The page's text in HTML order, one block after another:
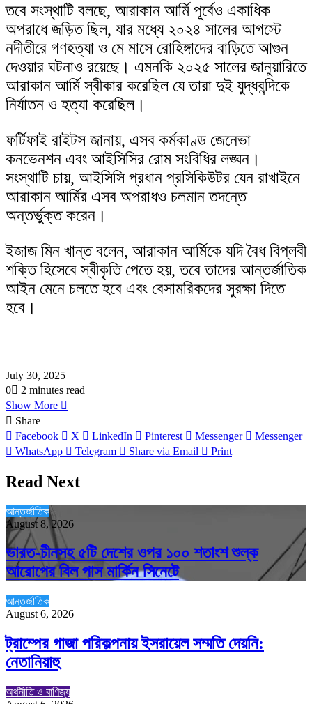
তবে সংস্থাটি বলছে, আরাকান আর্মি পূর্বেও একাধিক
অপরাধে জড়িত ছিল, যার মধ্যে ২০২৪ সালের আগস্টে
নদীতীরে গণহত্যা ও মে মাসে রোহিঙ্গাদের বাড়িতে আগুন
দেওয়ার ঘটনাও রয়েছে। এমনকি ২০২৫ সালের জানুয়ারিতে
আরাকান আর্মি স্বীকার করেছিল যে তারা দুই যুদ্ধবন্দিকে
নির্যাতন ও হত্যা করেছিল।
ফর্টিফাই রাইটস জানায়, এসব কর্মকাণ্ড জেনেভা
কনভেনশন এবং আইসিসির রোম সংবিধির লঙ্ঘন।
সংস্থাটি চায়, আইসিসি প্রধান প্রসিকিউটর যেন রাখাইনে
আরাকান আর্মির এসব অপরাধও চলমান তদন্তে
অন্তর্ভুক্ত করেন।
ইজাজ মিন খান্ত বলেন, আরাকান আর্মিকে যদি বৈধ বিপ্লবী
শক্তি হিসেবে স্বীকৃতি পেতে হয়, তবে তাদের আন্তর্জাতিক
আইন মেনে চলতে হবে এবং বেসামরিকদের সুরক্ষা দিতে
হবে।
July 30, 2025
0
2 minutes read
Show More
Share
Facebook
X LinkedIn Pinterest Messenger
Messenger
WhatsApp
Telegram Share via Email Print
Read Next
আন্তর্জাতিক
August 8, 2026
ভারত-চীনসহ ৫টি দেশের ওপর ১০০ শতাংশ শুল্ক
আরোপের বিল পাস মার্কিন সিনেটে
আন্তর্জাতিক
August 6, 2026
ট্রাম্পের গাজা পরিকল্পনায় ইসরায়েল সম্মতি দেয়নি:
নেতানিয়াহু
অর্থনীতি ও বাণিজ্য